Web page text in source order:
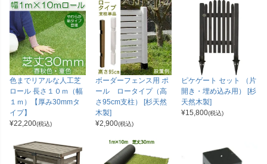
色までリアルな人工芝
ロール 長さ１０ｍ（幅
１ｍ）【厚み30mmタ
イプ】
¥22,200(税込)
ボーダーフェンス用 ポ
ール ロータイプ（高
さ95cm支柱） [杉天然
木製]
¥2,900(税込)
ピケゲート セット （片
開き・埋め込み用） [杉
天然木製]
¥15,800(税込)